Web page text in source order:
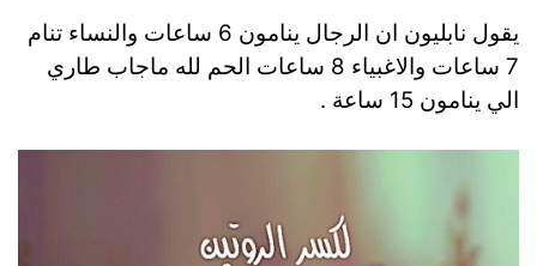
يقول نابليون ان الرجال ينامون 6 ساعات والنساء تنام
7 ساعات والاغبياء 8 ساعات الحم لله ماجاب طاري
الي ينامون 15 ساعة .